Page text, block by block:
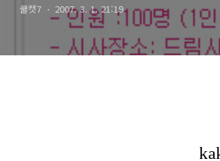
쿨캣7 2007. 3. 1. 21:19